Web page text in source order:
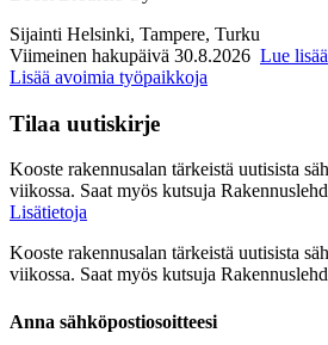
Sijainti Helsinki, Tampere, Turku
Viimeinen hakupäivä 30.8.2026 Lue lisää
Lisää avoimia työpaikkoja
Tilaa uutiskirje
Kooste rakennusalan tärkeistä uutisista
viikossa. Saat myös kutsuja
Lisätietoja
Kooste rakennusalan tärkeistä uutisista
viikossa. Saat myös kutsuja
Anna sähköpostiosoitteesi